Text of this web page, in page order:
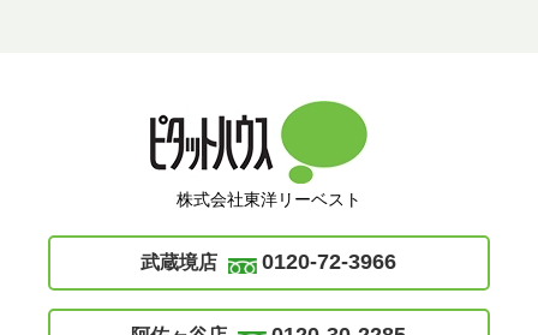
株式会社東洋リーベスト
武蔵境店 0120-72-3966